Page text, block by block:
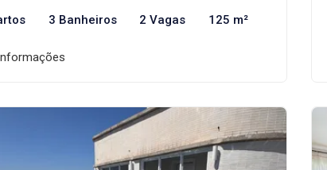
3 Banheiros 2 Vagas 125 m²